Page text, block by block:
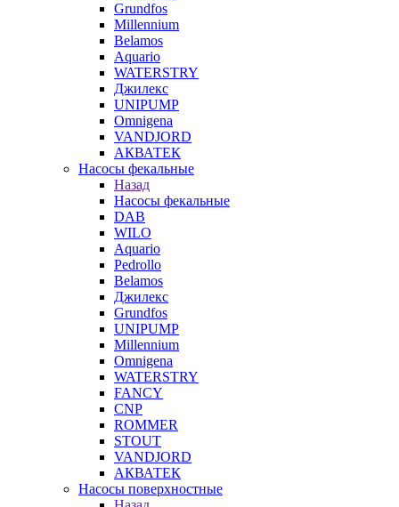
Grundfos
Millennium
Belamos
Aquario
WATERSTRY
Джилекс
UNIPUMP
Omnigena
VANDJORD
АКВАТЕК
Насосы фекальные
Назад
Насосы фекальные
DAB
WILO
Aquario
Pedrollo
Belamos
Джилекс
Grundfos
UNIPUMP
Millennium
Omnigena
WATERSTRY
FANCY
CNP
ROMMER
STOUT
VANDJORD
АКВАТЕК
Насосы поверхностные